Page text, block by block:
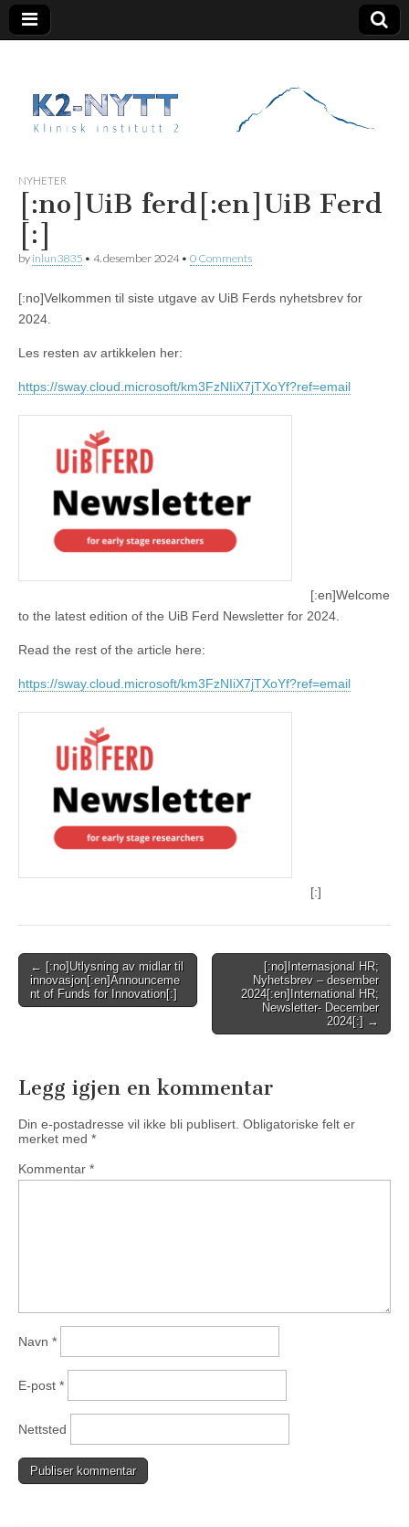
K2 Nytt
NYHETER
[:no]UiB ferd[:en]UiB Ferd
[:]
by inlun3835 • 4. desember 2024• 0 Comments
[:no]Velkommen til siste utgave av UiB Ferds nyhetsbrev for
2024.
Les resten av artikkelen her:
https://sway.cloud.microsoft/km3FzNIiX7jTXoYf?ref=email
[:en]Welcome
to the latest edition of the UiB Ferd Newsletter for 2024.
Read the rest of the article here:
https://sway.cloud.microsoft/km3FzNIiX7jTXoYf?ref=email
[:]
Post
navigation
← [:no]Utlysning av midlar til
innovasjon[:en]Announceme
nt of Funds for Innovation[:]
[:no]Internasjonal HR;
Nyhetsbrev – desember
2024[:en]International HR;
Newsletter- December
2024[:] →
Legg igjen en kommentar
Din e-postadresse vil ikke bli publisert. Obligatoriske felt er
merket med *
Kommentar *
Navn *
E-post *
Nettsted